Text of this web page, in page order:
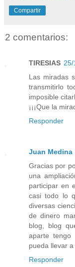
Compartir
2 comentarios:
TIRESIAS
Las miradas
transmitirlo
imposible
¡¡¡Que la
Responder
Juan Medina
Gracias por
una
participar en
casi todo lo
diversas
de dinero
blog, blog
aparte tengo
pueda llevar a
Responder